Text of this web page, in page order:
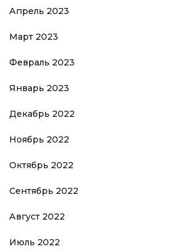
Апрель 2023
Март 2023
Февраль 2023
Январь 2023
Декабрь 2022
Ноябрь 2022
Октябрь 2022
Сентябрь 2022
Август 2022
Июль 2022